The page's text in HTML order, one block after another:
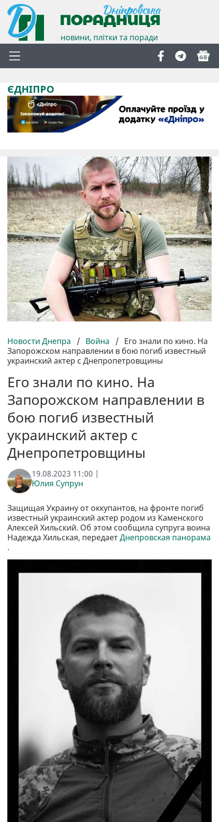
новини, плітки та поради
ЄДНІПРО
Новости Днепра / Война / Его знали по кино. На
Запорожском направлении в бою погиб известный
украинский актер с Днепропетровщины
Его знали по кино. На
Запорожском направлении в
бою погиб известный
украинский актер с
Днепропетровщины
19.08.2023 11:00 |
Юлия Супрун
Защищая Украину от оккупантов, на фронте погиб
известный украинский актер родом из Каменского
Алексей Хильский. Об этом сообщила супруга воина
Надежда Хильская, передаетДнепровская панорама
.